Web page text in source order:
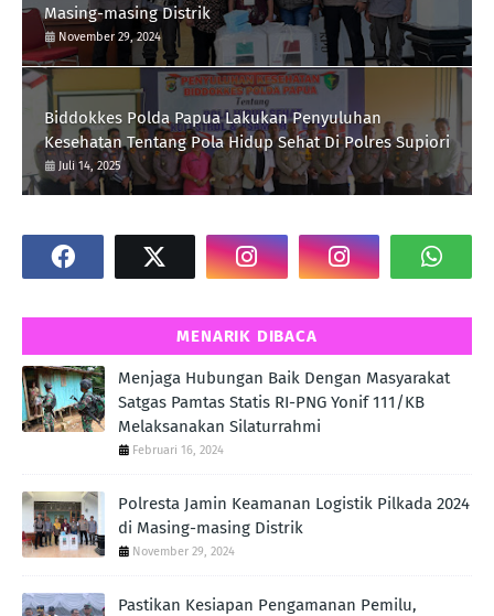
Masing-masing Distrik
November 29, 2024
Biddokkes Polda Papua Lakukan Penyuluhan
Kesehatan Tentang Pola Hidup Sehat Di Polres Supiori
Juli 14, 2025
MENARIK DIBACA
Menjaga Hubungan Baik Dengan Masyarakat
Satgas Pamtas Statis RI-PNG Yonif 111/KB
Melaksanakan Silaturrahmi
Februari 16, 2024
Polresta Jamin Keamanan Logistik Pilkada 2024
di Masing-masing Distrik
November 29, 2024
Pastikan Kesiapan Pengamanan Pemilu,